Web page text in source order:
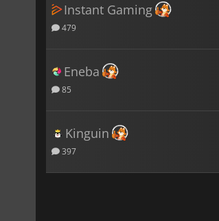
Instant Gaming
479
Eneba
85
Kinguin
397